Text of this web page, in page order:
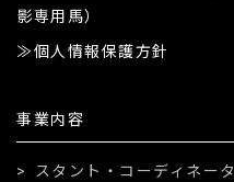
影専用馬）
個人情報保護方針
事業内容
スタント・コーディネータ